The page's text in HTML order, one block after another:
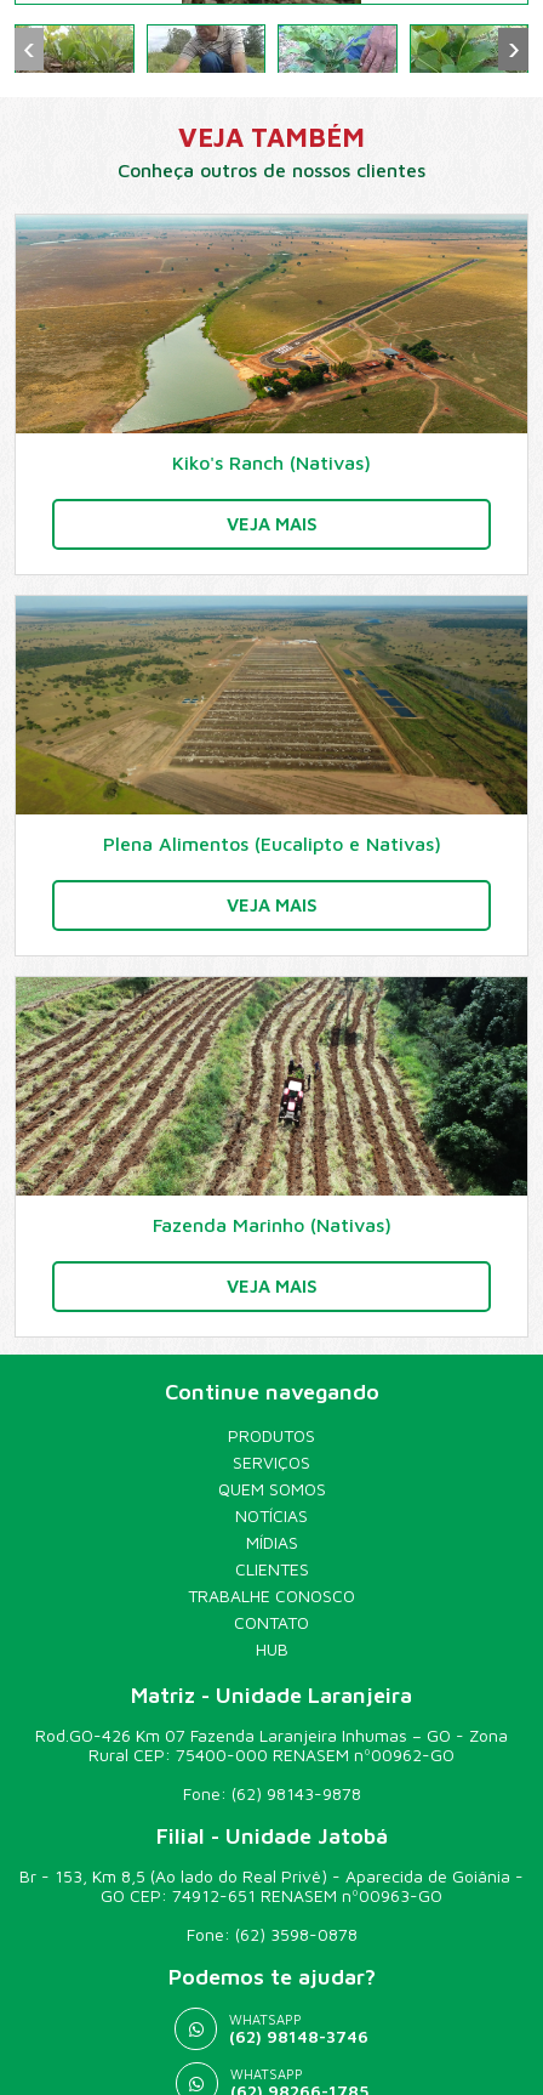
‹ ›
VEJA TAMBÉM
Conheça outros de nossos clientes
Kiko's Ranch (Nativas)
VEJA MAIS
Plena Alimentos (Eucalipto e Nativas)
VEJA MAIS
Fazenda Marinho (Nativas)
VEJA MAIS
Continue navegando
PRODUTOS
SERVIÇOS
QUEM SOMOS
NOTÍCIAS
MÍDIAS
CLIENTES
TRABALHE CONOSCO
CONTATO
HUB
Matriz - Unidade Laranjeira
Rod.GO-426 Km 07 Fazenda Laranjeira Inhumas – GO - Zona
Rural CEP: 75400-000 RENASEM nº00962-GO
Fone: (62) 98143-9878
Filial - Unidade Jatobá
Br - 153, Km 8,5 (Ao lado do Real Privê) - Aparecida de Goiânia -
GO CEP: 74912-651 RENASEM nº00963-GO
Fone: (62) 3598-0878
Podemos te ajudar?
WHATSAPP
(62) 98148-3746
WHATSAPP
(62) 98266-1785